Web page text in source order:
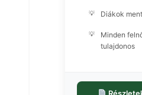
Diákok
Minden
tulajdonos